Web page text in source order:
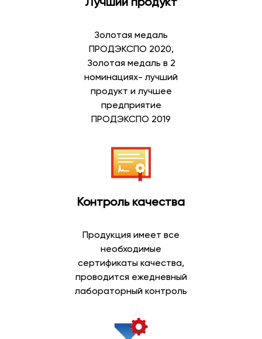
Золотая медаль
ПРОДЭКСПО 2020,
Золотая медаль в 2
номинациях- лучший
продукт и лучшее
предприятие
ПРОДЭКСПО 2019
Контроль качества
Продукция имеет все
необходимые
сертификаты качества,
проводится ежедневный
лабораторный контроль